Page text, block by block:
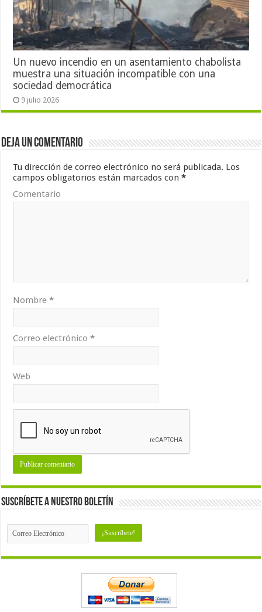
Un nuevo incendio en un asentamiento chabolista
muestra una situación incompatible con una
sociedad democrática
9 julio 2026
Deja un comentario
Tu dirección de correo electrónico no será publicada. Los
campos obligatorios están marcados con*
Comentario
Nombre*
Correo electrónico*
Web
Suscríbete a nuestro Boletín